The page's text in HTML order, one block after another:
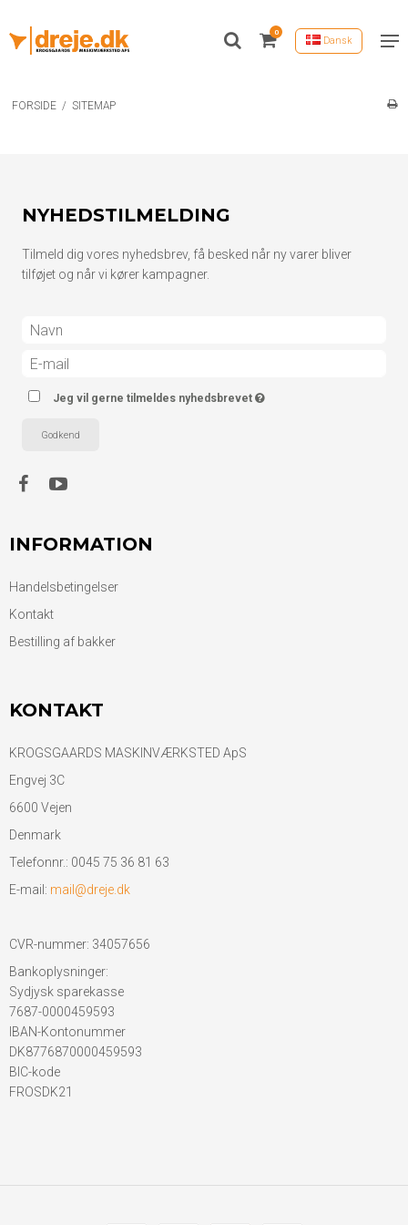
0
Dansk
FORSIDE / SITEMAP
NYHEDSTILMELDING
Tilmeld dig vores nyhedsbrev, få besked når ny varer bliver
tilføjet og når vi kører kampagner.
Jeg vil gerne tilmeldes nyhedsbrevet
Godkend
INFORMATION
Handelsbetingelser
Kontakt
Bestilling af bakker
KONTAKT
KROGSGAARDS MASKINVÆRKSTED ApS
Engvej 3C
6600 Vejen
Denmark
Telefonnr.: 0045 75 36 81 63
E-mail : mail@dreje.dk
CVR-nummer: 34057656
Bankoplysninger:
Sydjysk sparekasse
7687-0000459593
IBAN-Kontonummer
DK8776870000459593
BIC-kode
FROSDK21